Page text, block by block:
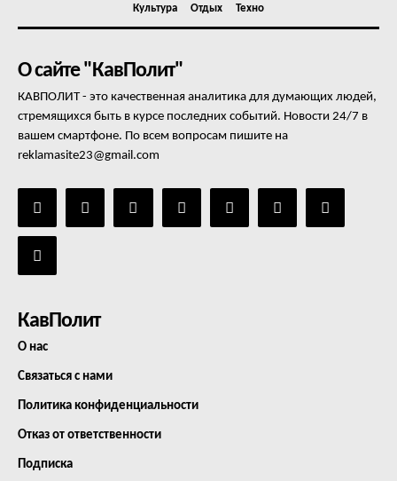
Культура
Отдых Техно
О сайте "КавПолит"
КАВПОЛИТ - это качественная аналитика для думающих людей,
стремящихся быть в курсе последних событий. Новости 24/7 в
вашем смартфоне. По всем вопросам пишите на
reklamasite23@gmail.com
КавПолит
О нас
Связаться с нами
Политика конфиденциальности
Отказ от ответственности
Подписка